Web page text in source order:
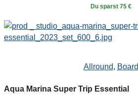
Du sparst 75 €
Allround, Board
Aqua Marina Super Trip Essential